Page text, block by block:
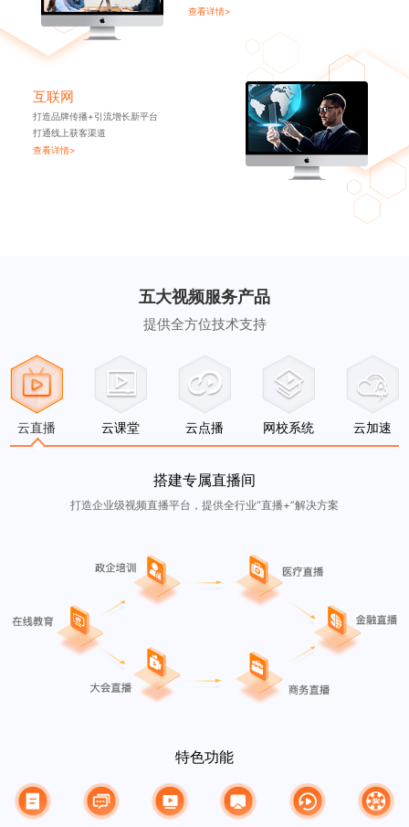
查看详情>
互联网
打造品牌传播+引流增长新平台
打通线上获客渠道
查看详情>
五大视频服务产品
提供全方位技术支持
云直播 云课堂 云点播 网校系统 云加速
搭建专属直播间
打造企业级视频直播平台，提供全行业“直播+”解决方案
特色功能